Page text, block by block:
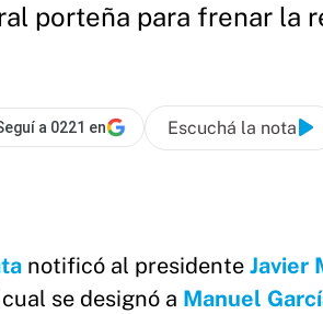
porteña para frenar la
a 0221 en Escuchá la nota
notificó al presidente Javier
se designó a Manuel